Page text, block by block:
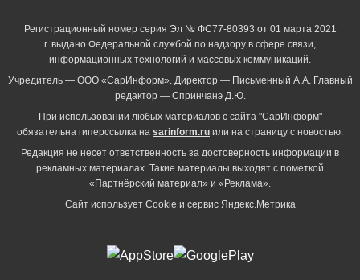
Регистрационный номер серия Эл № ФС77-80393 от 01 марта 2021
г. выдано Федеральной службой по надзору в сфере связи,
информационных технологий и массовых коммуникаций.
Учредитель — ООО «СарИнформ». Директор — Письменный А.А. Главный
редактор — Спринчанэ Д.Ю.
При использовании любых материалов с сайта "СарИнформ"
обязательна гиперссылка на sarinform.ru или на страницу с новостью.
Редакция не несет ответственность за достоверность информации в
рекламных материалах. Такие материалы выходят с пометкой
«Партнёрский материал» и «Реклама».
Сайт использует Cookie и сервиc Яндекс.Метрика